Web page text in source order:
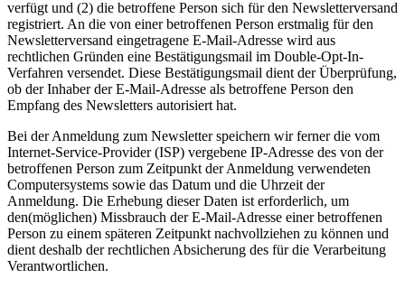
verfügt und (2) die betroffene Person sich für den Newsletterversand
registriert. An die von einer betroffenen Person erstmalig für den
Newsletterversand eingetragene E-Mail-Adresse wird aus
rechtlichen Gründen eine Bestätigungsmail im Double-Opt-In-
Verfahren versendet. Diese Bestätigungsmail dient der Überprüfung,
ob der Inhaber der E-Mail-Adresse als betroffene Person den
Empfang des Newsletters autorisiert hat.
Bei der Anmeldung zum Newsletter speichern wir ferner die vom
Internet-Service-Provider (ISP) vergebene IP-Adresse des von der
betroffenen Person zum Zeitpunkt der Anmeldung verwendeten
Computersystems sowie das Datum und die Uhrzeit der
Anmeldung. Die Erhebung dieser Daten ist erforderlich, um
den(möglichen) Missbrauch der E-Mail-Adresse einer betroffenen
Person zu einem späteren Zeitpunkt nachvollziehen zu können und
dient deshalb der rechtlichen Absicherung des für die Verarbeitung
Verantwortlichen.